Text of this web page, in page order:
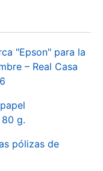
"Epson" para la
– Real Casa
g.
pólizas de